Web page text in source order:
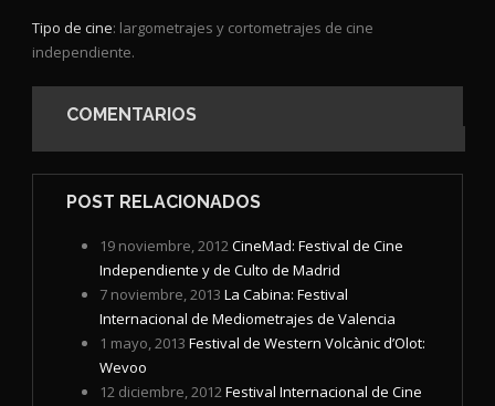
Tipo de cine: largometrajes y cortometrajes de cine
independiente.
COMENTARIOS
POST RELACIONADOS
19 noviembre, 2012CineMad: Festival de Cine
Independiente y de Culto de Madrid
7 noviembre, 2013 La Cabina: Festival
Internacional de Mediometrajes de Valencia
1 mayo, 2013 Festival de Western Volcànic d’Olot:
Wevoo
12 diciembre, 2012Festival Internacional de Cine